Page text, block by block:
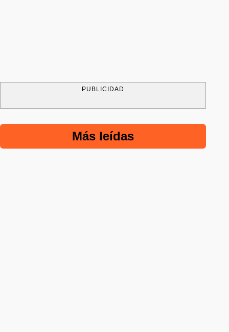
PUBLICIDAD
Más leídas